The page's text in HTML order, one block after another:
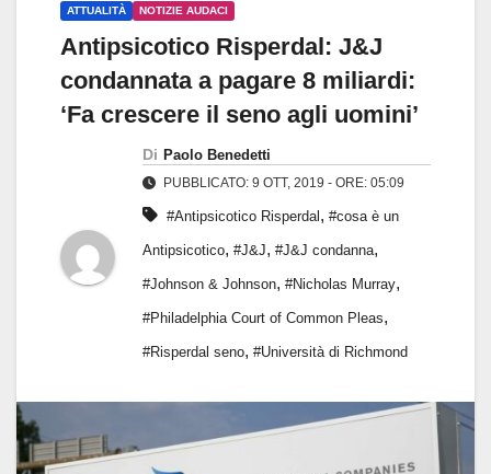
ATTUALITÀ NOTIZIE AUDACI
Antipsicotico Risperdal: J&J
condannata a pagare 8 miliardi:
‘Fa crescere il seno agli uomini’
Di Paolo Benedetti
PUBBLICATO: 9 OTT, 2019 - ORE: 05:09
#Antipsicotico Risperdal , #cosa è un
Antipsicotico, #J&J, #J&J condanna,
#Johnson & Johnson, #Nicholas Murray,
#Philadelphia Court of Common Pleas,
#Risperdal seno, #Università di Richmond